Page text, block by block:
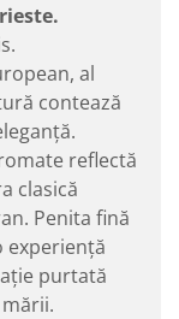
al
contează
reflectă
clasică
Penita fină
experiență
purtată